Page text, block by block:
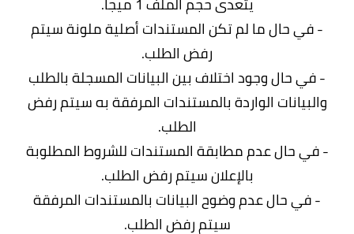
- في حال ما لم تكن المستندات أصلية ملونة سيتم
رفض الطلب.
- في حال وجود اختلاف بين البيانات المسجلة بالطلب
والبيانات الواردة بالمستندات المرفقة به سيتم رفض
الطلب.
- في حال عدم مطابقة المستندات للشروط المطلوبة
بالإعلان سيتم رفض الطلب.
- في حال عدم وضوح البيانات بالمستندات المرفقة
سيتم رفض الطلب.